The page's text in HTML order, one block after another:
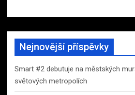
Nejnovější příspěvky
Smart #2 debutuje na městských
světových metropolích